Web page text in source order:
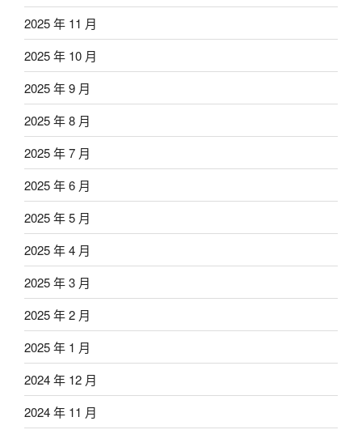
2025 年 11 月
2025 年 10 月
2025 年 9 月
2025 年 8 月
2025 年 7 月
2025 年 6 月
2025 年 5 月
2025 年 4 月
2025 年 3 月
2025 年 2 月
2025 年 1 月
2024 年 12 月
2024 年 11 月